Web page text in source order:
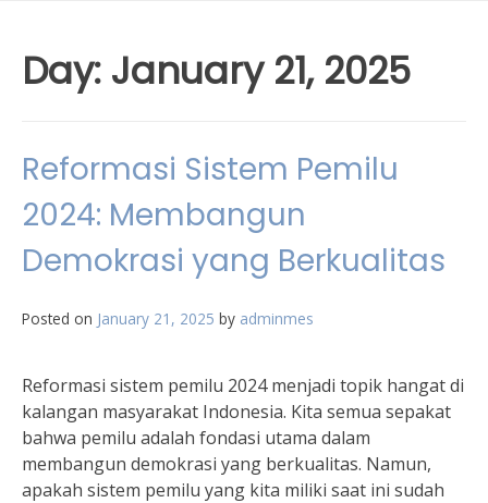
Day: January 21, 2025
Reformasi Sistem Pemilu
2024: Membangun
Demokrasi yang Berkualitas
Posted on January 21, 2025 by adminmes
Reformasi sistem pemilu 2024 menjadi topik hangat di
kalangan masyarakat Indonesia. Kita semua sepakat
bahwa pemilu adalah fondasi utama dalam
membangun demokrasi yang berkualitas. Namun,
apakah sistem pemilu yang kita miliki saat ini sudah